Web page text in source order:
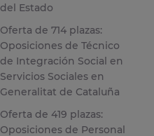
del Estado
Oferta de 714 plazas:
Oposiciones de Técnico
de Integración Social en
Servicios Sociales en
Generalitat de Cataluña
Oferta de 419 plazas:
Oposiciones de Personal